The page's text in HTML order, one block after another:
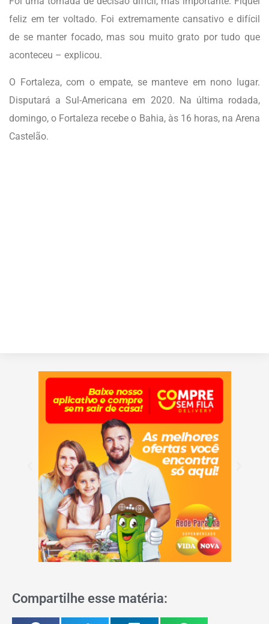
feliz em ter voltado. Foi extremamente cansativo e difícil
de se manter focado, mas sou muito grato por tudo que
aconteceu – explicou.
O Fortaleza, com o empate, se manteve em nono lugar.
Disputará a Sul-Americana em 2020. Na última rodada,
domingo, o Fortaleza recebe o Bahia, às 16 horas, na Arena
Castelão.
Compartilhe esse matéria: